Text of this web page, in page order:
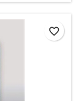
favorite_border